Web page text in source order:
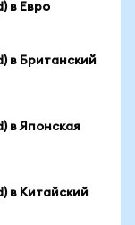
в Евро
в Британский
в Японская
в Китайский